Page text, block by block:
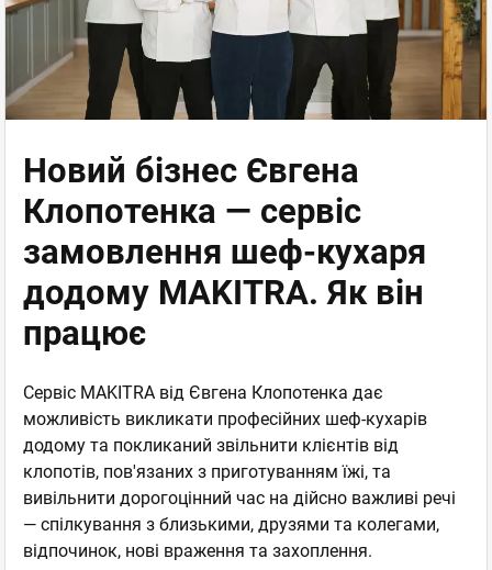
Новий бізнес Євгена
Клопотенка — сервіс
замовлення шеф-кухаря
додому MAKITRA. Як він
працює
Сервіс MAKITRA від Євгена Клопотенка дає
можливість викликати професійних шеф-кухарів
додому та покликаний звільнити клієнтів від
клопотів, пов'язаних з приготуванням їжі, та
вивільнити дорогоцінний час на дійсно важливі речі
— спілкування з близькими, друзями та колегами,
відпочинок, нові враження та захоплення.